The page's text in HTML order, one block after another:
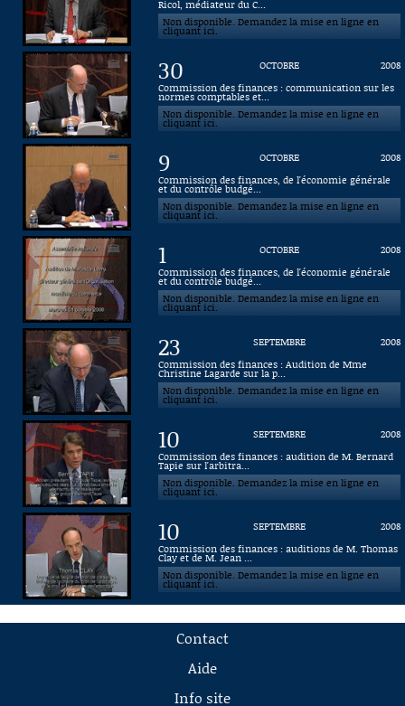
Ricol, médiateur du C...
Non disponible. Demandez la mise en ligne en
cliquant ici.
30 OCTOBRE
2008
Commission des finances : communication sur les
normes comptables et...
Non disponible. Demandez la mise en ligne en
cliquant ici.
9 OCTOBRE
2008
Commission des finances, de l'économie générale
et du contrôle budgé...
Non disponible. Demandez la mise en ligne en
cliquant ici.
1 OCTOBRE
2008
Commission des finances, de l'économie générale
et du contrôle budgé...
Non disponible. Demandez la mise en ligne en
cliquant ici.
23 SEPTEMBRE
2008
Commission des finances : Audition de Mme
Christine Lagarde sur la p...
Non disponible. Demandez la mise en ligne en
cliquant ici.
10 SEPTEMBRE
2008
Commission des finances : audition de M. Bernard
Tapie sur l'arbitra...
Non disponible. Demandez la mise en ligne en
cliquant ici.
10 SEPTEMBRE
2008
Commission des finances : auditions de M. Thomas
Clay et de M. Jean ...
Non disponible. Demandez la mise en ligne en
cliquant ici.
Contact
Aide
Info site